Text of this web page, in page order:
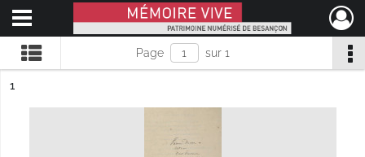
Mémoire Vive patrimoine numérisé de Besançon
Ouvrir le menu déroulant
Page sur 1
n°
1